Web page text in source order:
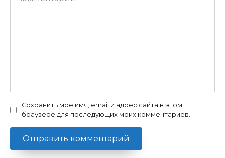
Сохранить моё имя, email и адрес сайта в этом
браузере для последующих моих комментариев.